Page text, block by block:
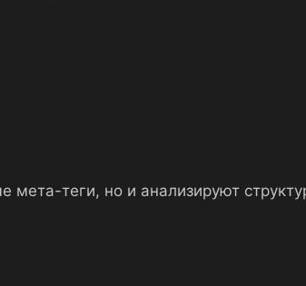
теги, но и анализируют